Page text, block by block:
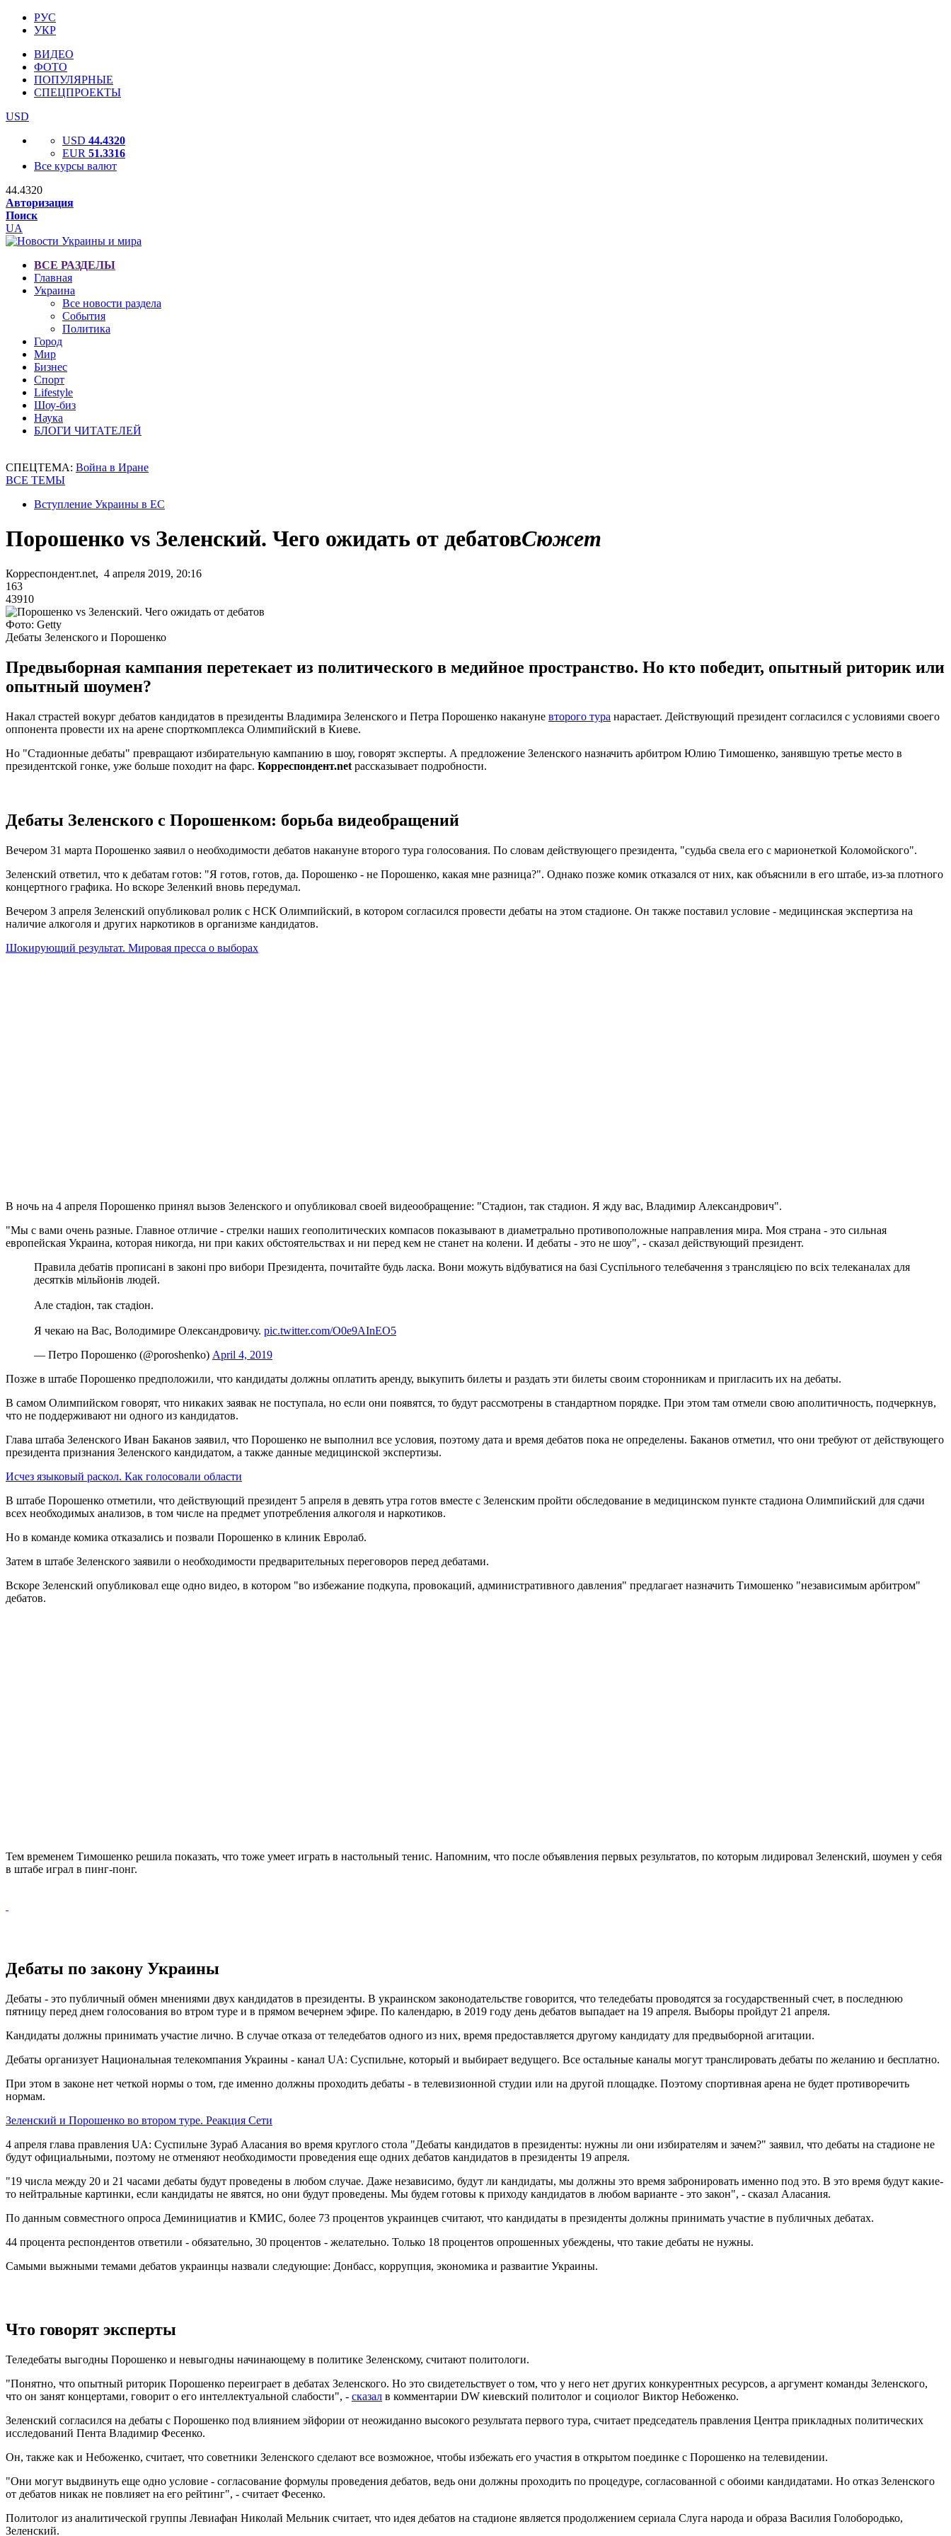
РУС
УКР
ВИДЕО
ФОТО
ПОПУЛЯРНЫЕ
СПЕЦПРОЕКТЫ
USD
USD 44.4320
EUR 51.3316
Все курсы валют
44.4320
Авторизация
Поиск
UA
ВСЕ РАЗДЕЛЫ
Главная
Украина
Все новости раздела
События
Политика
Город
Мир
Бизнес
Спорт
Lifestyle
Шоу-биз
Наука
БЛОГИ ЧИТАТЕЛЕЙ
СПЕЦТЕМА: Война в Иране
ВСЕ ТЕМЫ
Вступление Украины в ЕС
Порошенко vs Зеленский. Чего ожидать от дебатовСюжет
Корреспондент.net, 4 апреля 2019, 20:16
163
43910
Фото: Getty
Дебаты Зеленского и Порошенко
Предвыборная кампания перетекает из политического в медийное пространство. Но кто победит, опытный риторик или
опытный шоумен?
Накал страстей вокург дебатов кандидатов в президенты Владимира Зеленского и Петра Порошенко накануне второго тура нарастает. Действующий президент согласился с условиями своего
оппонента провести их на арене спорткомплекса Олимпийский в Киеве.
Но "Стадионные дебаты" превращают избирательную кампанию в шоу, говорят эксперты. А предложение Зеленского назначить арбитром Юлию Тимошенко, занявшую третье место в
президентской гонке, уже больше походит на фарс. Корреспондент.net рассказывает подробности.
Дебаты Зеленского с Порошенком: борьба видеобращений
Вечером 31 марта Порошенко заявил о необходимости дебатов накануне второго тура голосования. По словам действующего президента, "судьба свела его с марионеткой Коломойского".
Зеленский ответил, что к дебатам готов: "Я готов, готов, да. Порошенко - не Порошенко, какая мне разница?". Однако позже комик отказался от них, как объяснили в его штабе, из-за плотного
концертного графика. Но вскоре Зеленкий вновь передумал.
Вечером 3 апреля Зеленский опубликовал ролик с НСК Олимпийский, в котором согласился провести дебаты на этом стадионе. Он также поставил условие - медицинская экспертиза на
наличие алкоголя и других наркотиков в организме кандидатов.
Шокирующий результат. Мировая пресса о выборах
В ночь на 4 апреля Порошенко принял вызов Зеленского и опубликовал своей видеообращение: "Стадион, так стадион. Я жду вас, Владимир Александрович".
"Мы с вами очень разные. Главное отличие - стрелки наших геополитических компасов показывают в диаметрально противоположные направления мира. Моя страна - это сильная
европейская Украина, которая никогда, ни при каких обстоятельствах и ни перед кем не станет на колени. И дебаты - это не шоу", - сказал действующий президент.
Правила дебатів прописані в законі про вибори Президента, почитайте будь ласка. Вони можуть відбуватися на базі Суспільного телебачення з трансляцією по всіх телеканалах для
десятків мільйонів людей.
Але стадіон, так стадіон.
Я чекаю на Вас, Володимире Олександровичу. pic.twitter.com/O0e9AInEO5
— Петро Порошенко (@poroshenko) April 4, 2019
Позже в штабе Порошенко предположили, что кандидаты должны оплатить аренду, выкупить билеты и раздать эти билеты своим сторонникам и пригласить их на дебаты.
В самом Олимпийском говорят, что никаких заявак не поступала, но если они появятся, то будут рассмотрены в стандартном порядке. При этом там отмели свою аполитичность, подчеркнув,
что не поддерживают ни одного из кандидатов.
Глава штаба Зеленского Иван Баканов заявил, что Порошенко не выполнил все условия, поэтому дата и время дебатов пока не определены. Баканов отметил, что они требуют от действующего
президента признания Зеленского кандидатом, а также данные медицинской экспертизы.
Исчез языковый раскол. Как голосовали области
В штабе Порошенко отметили, что действующий президент 5 апреля в девять утра готов вместе с Зеленским пройти обследование в медицинском пункте стадиона Олимпийский для сдачи
всех необходимых анализов, в том числе на предмет употребления алкоголя и наркотиков.
Но в команде комика отказались и позвали Порошенко в клиник Евролаб.
Затем в штабе Зеленского заявили о необходимости предварительных переговоров перед дебатами.
Вскоре Зеленский опубликовал еще одно видео, в котором "во избежание подкупа, провокаций, административного давления" предлагает назначить Тимошенко "независимым арбитром"
дебатов.
Тем временем Тимошенко решила показать, что тоже умеет играть в настольный тенис. Напомним, что после объявления первых результатов, по которым лидировал Зеленский, шоумен у себя
в штабе играл в пинг-понг.
Дебаты по закону Украины
Дебаты - это публичный обмен мнениями двух кандидатов в президенты. В украинском законодательстве говорится, что теледебаты проводятся за государственный счет, в последнюю
пятницу перед днем ​​голосования во втром туре и в прямом вечернем эфире. По календарю, в 2019 году день дебатов выпадает на 19 апреля. Выборы пройдут 21 апреля.
Кандидаты должны принимать участие лично. В случае отказа от теледебатов одного из них, время предоставляется другому кандидату для предвыборной агитации.
Дебаты организует Национальная телекомпания Украины - канал UA: Суспильне, который и выбирает ведущего. Все остальные каналы могут транслировать дебаты по желанию и бесплатно.
При этом в законе нет четкой нормы о том, где именно должны проходить дебаты - в телевизионной студии или на другой площадке. Поэтому спортивная арена не будет противоречить
нормам.
Зеленский и Порошенко во втором туре. Реакция Сети
4 апреля глава правления UA: Суспильне Зураб Аласания во время круглого стола "Дебаты кандидатов в президенты: нужны ли они избирателям и зачем?" заявил, что дебаты на стадионе не
будут официальными, поэтому не отменяют необходимости проведения еще одних дебатов кандидатов в президенты 19 апреля.
"19 числа между 20 и 21 часами дебаты будут проведены в любом случае. Даже независимо, будут ли кандидаты, мы должны это время забронировать именно под это. В это время будут какие-
то нейтральные картинки, если кандидаты не явятся, но они будут проведены. Мы будем готовы к приходу кандидатов в любом варианте - это закон", - сказал Аласания.
По данным совместного опроса Деминициатив и КМИС, более 73 процентов украинцев считают, что кандидаты в президенты должны принимать участие в публичных дебатах.
44 процента респондентов ответили - обязательно, 30 процентов - желательно. Только 18 процентов опрошенных убеждены, что такие дебаты не нужны.
Самыми выжными темами дебатов украинцы назвали следующие: Донбасс, коррупция, экономика и разваитие Украины.
Что говорят эксперты
Теледебаты выгодны Порошенко и невыгодны начинающему в политике Зеленскому, считают политологи.
"Понятно, что опытный риторик Порошенко переиграет в дебатах Зеленского. Но это свидетельствует о том, что у него нет других конкурентных ресурсов, а аргумент команды Зеленского,
что он занят концертами, говорит о его интеллектуальной слабости", - сказал в комментарии DW киевский политолог и социолог Виктор Небоженко.
Зеленский согласился на дебаты с Порошенко под влиянием эйфории от неожиданно высокого результата первого тура, считает председатель правления Центра прикладных политических
исследований Пента Владимир Фесенко.
Он, также как и Небоженко, считает, что советники Зеленского сделают все возможное, чтобы избежать его участия в открытом поединке с Порошенко на телевидении.
"Они могут выдвинуть еще одно условие - согласование формулы проведения дебатов, ведь они должны проходить по процедуре, согласованной с обоими кандидатами. Но отказ Зеленского
от дебатов никак не повлияет на его рейтинг", - считает Фесенко.
Политолог из аналитической группы Левиафан Николай Мельник считает, что идея дебатов на стадионе является продолжением сериала Слуга народа и образа Василия Голобородько,
Зеленский.